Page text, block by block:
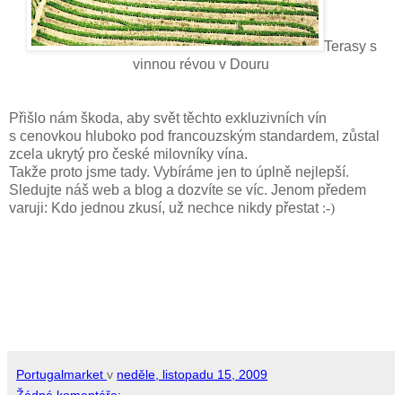
Terasy s
vinnou révou v Douru
Přišlo nám škoda, aby svět těchto exkluzivních vín
s cenovkou hluboko pod francouzským standardem, zůstal
zcela ukrytý pro české milovníky vína.
Takže proto jsme tady. Vybíráme jen to úplně nejlepší.
Sledujte náš web a blog a dozvíte se víc. Jenom předem
varuji: Kdo jednou zkusí, už nechce nikdy přestat :-)
Portugalmarket v neděle, listopadu 15, 2009